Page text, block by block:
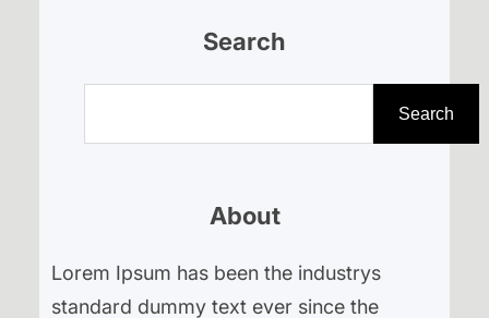
Search
Search
About
Lorem Ipsum has been the industrys
standard dummy text ever since the